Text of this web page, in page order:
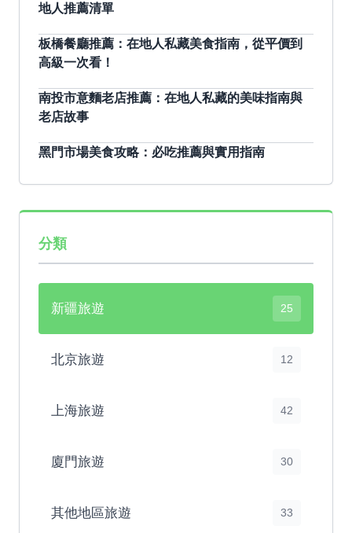
地人推薦清單
板橋餐廳推薦：在地人私藏美食指南，從平價到
高級一次看！
南投市意麵老店推薦：在地人私藏的美味指南與
老店故事
黑門市場美食攻略：必吃推薦與實用指南
分類
新疆旅遊 25
北京旅遊 12
上海旅遊 42
廈門旅遊 30
其他地區旅遊 33